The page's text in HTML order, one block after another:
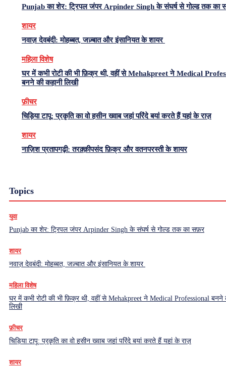
Punjab का शेर: ट्रिपल जंपर Arpinder Singh के संघर्ष से गोल्ड तक का
शायर
नवाज़ देवबंदी: मोहब्बत, जज़्बात और इंसानियत के शायर
महिला विशेष
घर में कभी रोटी की भी फ़िक्र थी, वहीं से Mehakpreet ने Medical
बनने की कहानी लिखी
फ़ीचर
चिड़िया टापू: प्रकृति का वो हसीन ख्वाब जहां परिंदे बयां करते हैं यहां के राज़
शायर
नाज़िश प्रतापगढ़ी: तरक़्क़ीपसंद फ़िक्र और वतनपरस्ती के शायर
Topics
युवा
Punjab का शेर: ट्रिपल जंपर Arpinder Singh के संघर्ष से गोल्ड तक का सफ़र
शायर
नवाज़ देवबंदी: मोहब्बत, जज़्बात और इंसानियत के शायर
महिला विशेष
घर में कभी रोटी की भी फ़िक्र थी, वहीं से Mehakpreet ने Medical Professional बनने
लिखी
फ़ीचर
चिड़िया टापू: प्रकृति का वो हसीन ख्वाब जहां परिंदे बयां करते हैं यहां के राज़
शायर